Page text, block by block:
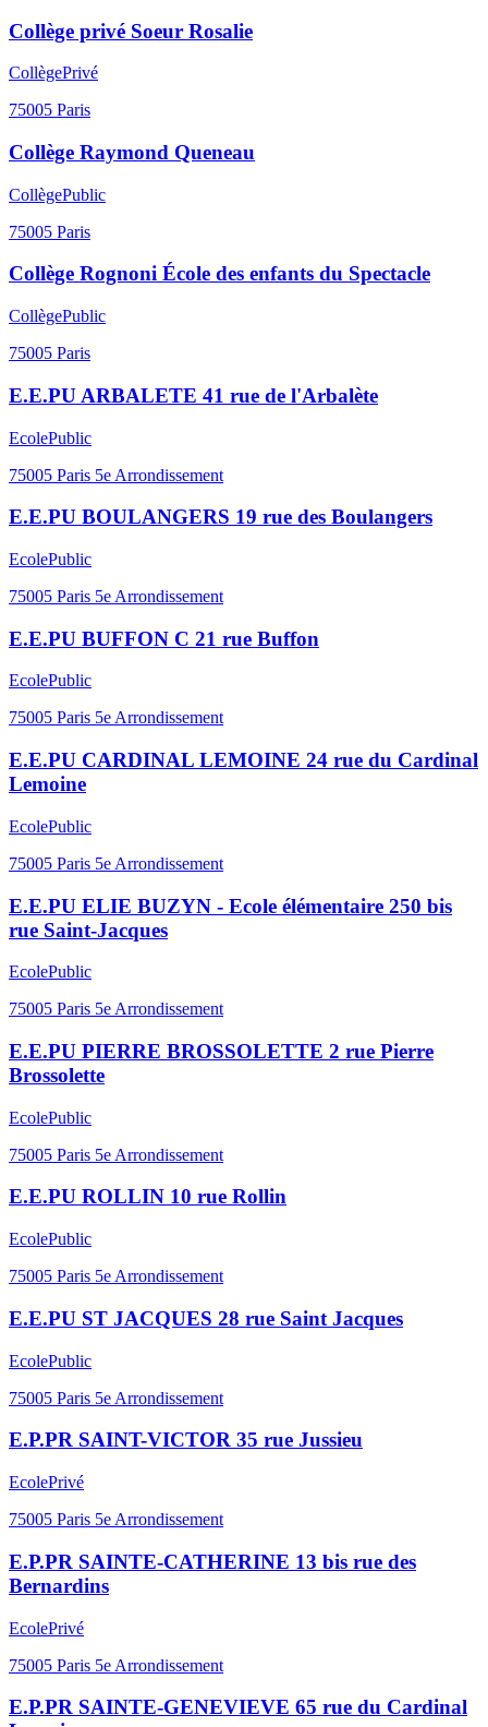
Collège privé Soeur Rosalie
CollègePrivé
75005 Paris
Collège Raymond Queneau
CollègePublic
75005 Paris
Collège Rognoni École des enfants du Spectacle
CollègePublic
75005 Paris
E.E.PU ARBALETE 41 rue de l'Arbalète
EcolePublic
75005 Paris 5e Arrondissement
E.E.PU BOULANGERS 19 rue des Boulangers
EcolePublic
75005 Paris 5e Arrondissement
E.E.PU BUFFON C 21 rue Buffon
EcolePublic
75005 Paris 5e Arrondissement
E.E.PU CARDINAL LEMOINE 24 rue du Cardinal
Lemoine
EcolePublic
75005 Paris 5e Arrondissement
E.E.PU ELIE BUZYN - Ecole élémentaire 250 bis
rue Saint-Jacques
EcolePublic
75005 Paris 5e Arrondissement
E.E.PU PIERRE BROSSOLETTE 2 rue Pierre
Brossolette
EcolePublic
75005 Paris 5e Arrondissement
E.E.PU ROLLIN 10 rue Rollin
EcolePublic
75005 Paris 5e Arrondissement
E.E.PU ST JACQUES 28 rue Saint Jacques
EcolePublic
75005 Paris 5e Arrondissement
E.P.PR SAINT-VICTOR 35 rue Jussieu
EcolePrivé
75005 Paris 5e Arrondissement
E.P.PR SAINTE-CATHERINE 13 bis rue des
Bernardins
EcolePrivé
75005 Paris 5e Arrondissement
E.P.PR SAINTE-GENEVIEVE 65 rue du Cardinal